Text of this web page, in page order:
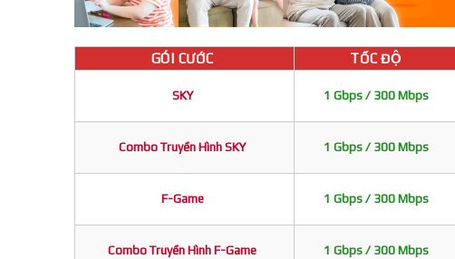
GÓI CƯỚC TỐC ĐỘ
SKY 1 Gbps / 300 Mbps
Combo Truyền Hình SKY 1 Gbps / 300 Mbps
F-Game 1 Gbps / 300 Mbps
Combo Truyền Hình F-Game 1 Gbps / 300 Mbps